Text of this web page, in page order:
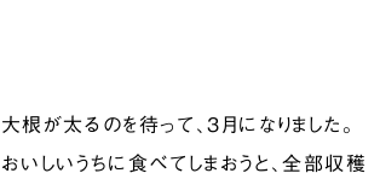
大根が太るのを待って、3月になりました。
おいしいうちに食べてしまおうと、全部収穫